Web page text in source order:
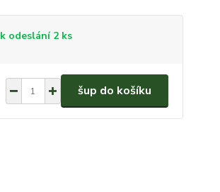
k odeslání 2 ks
šup do košíku